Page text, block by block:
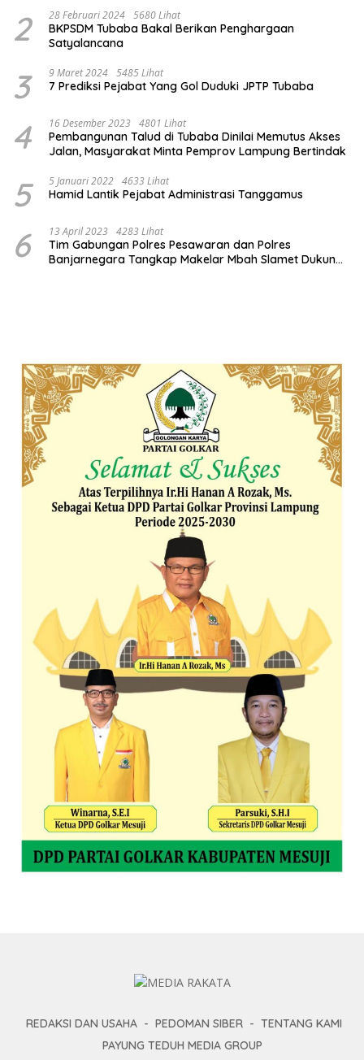
2 28 Februari 2024 5680 Lihat
BKPSDM Tubaba Bakal Berikan Penghargaan
Satyalancana
3 9 Maret 2024 5485 Lihat
7 Prediksi Pejabat Yang Gol Duduki JPTP Tubaba
4 16 Desember 2023 4801 Lihat
Pembangunan Talud di Tubaba Dinilai Memutus Akses
Jalan, Masyarakat Minta Pemprov Lampung Bertindak
5 5 Januari 2022 4633 Lihat
Hamid Lantik Pejabat Administrasi Tanggamus
6 13 April 2023 4283 Lihat
Tim Gabungan Polres Pesawaran dan Polres
Banjarnegara Tangkap Makelar Mbah Slamet Dukun
REDAKSI DAN USAHA PEDOMAN SIBER
TENTANG KAMI
PAYUNG TEDUH MEDIA GROUP